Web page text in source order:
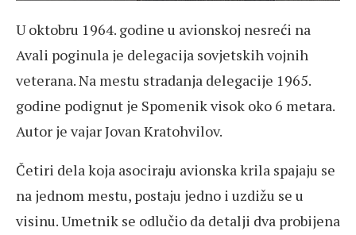
U oktobru 1964. godine u avionskoj nesreći na
Avali poginula je delegacija sovjetskih vojnih
veterana. Na mestu stradanja delegacije 1965.
godine podignut je Spomenik visok oko 6 metara.
Autor je vajar Jovan Kratohvilov.
Četiri dela koja asociraju avionska krila spajaju se
na jednom mestu, postaju jedno i uzdižu se u
visinu. Umetnik se odlučio da detalji dva probijena